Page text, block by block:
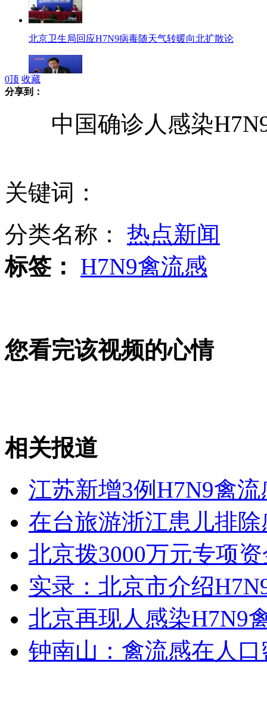
北京卫生局回应H7N9病毒随天气转暖向北扩散论
韩少功畅谈海南文化发展“上要着天，下要着地”
巴方称境内至少5人死亡 包括2名儿童3名妇女
山西运城恶犬咬伤多人 警民合力深夜将其击毙
女孩北京地铁殴打老人 痛下狠手拳打脚踢
无痛分娩是否安全 医生回应
外交部：反对强权政治霸凌主义
外交部：有关国家言论片面不公正
0顶 收藏
分享到：
中国确诊人感染H7N9
关键词：
分类名称： 热点新闻
标签：
H7N9禽流感
您看完该视频的心情
相关报道
江苏新增3例H7N9禽
在台旅游浙江患儿排
北京拨3000万元专项
实录：北京市介绍
北京再现人感染H7N9
钟南山：禽流感在人